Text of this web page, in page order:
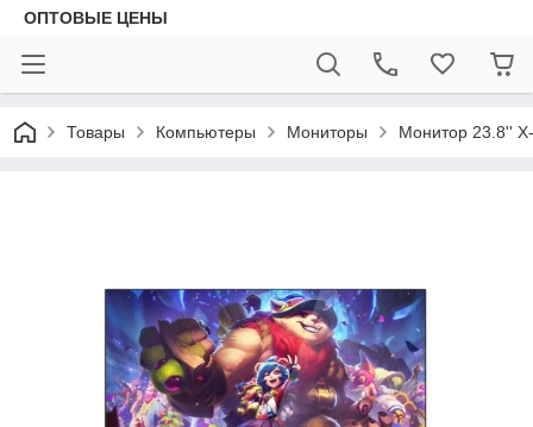
ОПТОВЫЕ ЦЕНЫ
Товары Компьютеры Мониторы Монитор 23.8''